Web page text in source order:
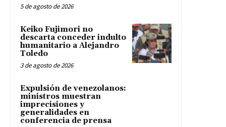
5 de agosto de 2026
Keiko Fujimori no
descarta conceder indulto
humanitario a Alejandro
Toledo
3 de agosto de 2026
Expulsión de venezolanos:
ministros muestran
imprecisiones y
generalidades en
conferencia de prensa